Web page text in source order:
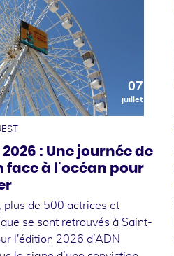
07
juillet
: Une journée de
face à l'océan pour
plus de 500 actrices et
se sont retrouvés à Saint-
l'édition 2026 d’ADN